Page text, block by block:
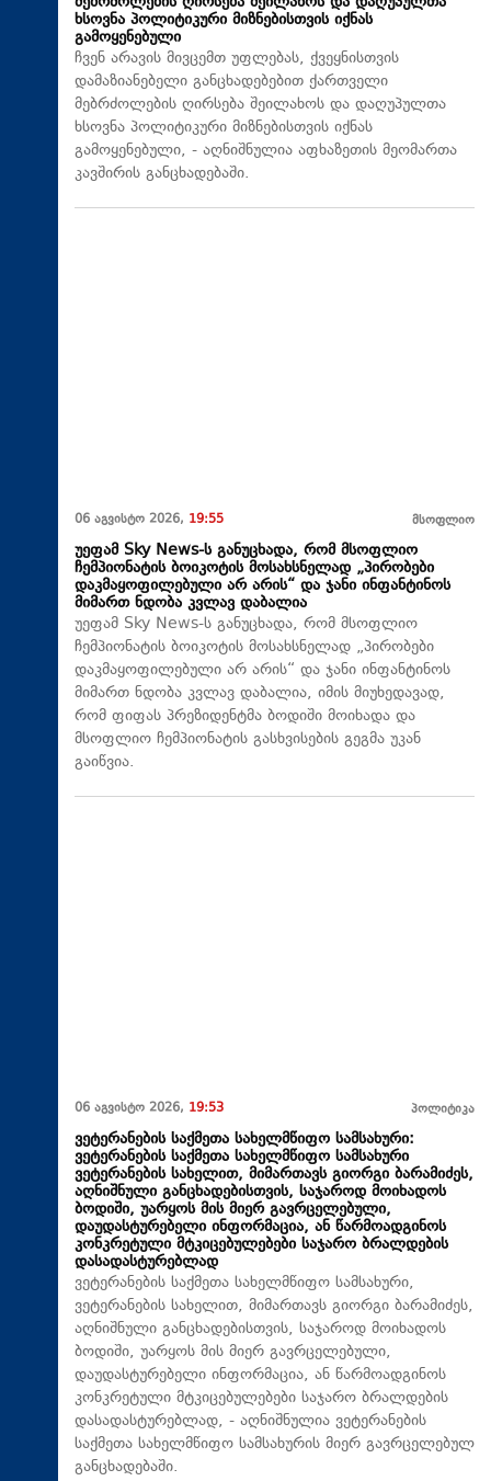
ხსოვნა პოლიტიკური მიზნებისთვის იქნას
გამოყენებული
ჩვენ არავის მივცემთ უფლებას, ქვეყნისთვის
დამაზიანებელი განცხადებებით ქართველი
მებრძოლების ღირსება შეილახოს და დაღუპულთა
ხსოვნა პოლიტიკური მიზნებისთვის იქნას
გამოყენებული, - აღნიშნულია აფხაზეთის მეომართა
კავშირის განცხადებაში.
06 აგვისტო 2026, 19:55 მსოფლიო
უეფამ Sky News-ს განუცხადა, რომ მსოფლიო
ჩემპიონატის ბოიკოტის მოსახსნელად „პირობები
დაკმაყოფილებული არ არის“ და ჯანი ინფანტინოს
მიმართ ნდობა კვლავ დაბალია
უეფამ Sky News-ს განუცხადა, რომ მსოფლიო
ჩემპიონატის ბოიკოტის მოსახსნელად „პირობები
დაკმაყოფილებული არ არის“ და ჯანი ინფანტინოს
მიმართ ნდობა კვლავ დაბალია, იმის მიუხედავად,
რომ ფიფას პრეზიდენტმა ბოდიში მოიხადა და
მსოფლიო ჩემპიონატის გასხვისების გეგმა უკან
გაიწვია.
06 აგვისტო 2026, 19:53 პოლიტიკა
ვეტერანების საქმეთა სახელმწიფო სამსახური:
ვეტერანების საქმეთა სახელმწიფო სამსახური
ვეტერანების სახელით, მიმართავს გიორგი ბარამიძეს,
აღნიშნული განცხადებისთვის, საჯაროდ მოიხადოს
ბოდიში, უარყოს მის მიერ გავრცელებული,
დაუდასტურებელი ინფორმაცია, ან წარმოადგინოს
კონკრეტული მტკიცებულებები საჯარო ბრალდების
დასადასტურებლად
ვეტერანების საქმეთა სახელმწიფო სამსახური,
ვეტერანების სახელით, მიმართავს გიორგი ბარამიძეს,
აღნიშნული განცხადებისთვის, საჯაროდ მოიხადოს
ბოდიში, უარყოს მის მიერ გავრცელებული,
დაუდასტურებელი ინფორმაცია, ან წარმოადგინოს
კონკრეტული მტკიცებულებები საჯარო ბრალდების
დასადასტურებლად, - აღნიშნულია ვეტერანების
საქმეთა სახელმწიფო სამსახურის მიერ გავრცელებულ
განცხადებაში.